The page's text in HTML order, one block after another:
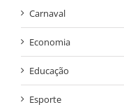
Carnaval
Economia
Educação
Esporte